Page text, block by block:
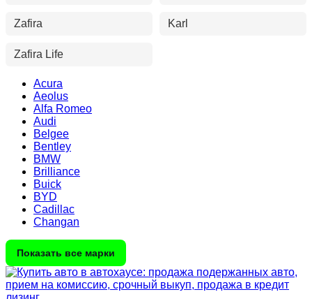
Zafira Karl
Zafira Life
Acura
Aeolus
Alfa Romeo
Audi
Belgee
Bentley
BMW
Brilliance
Buick
BYD
Cadillac
Changan
Показать все марки